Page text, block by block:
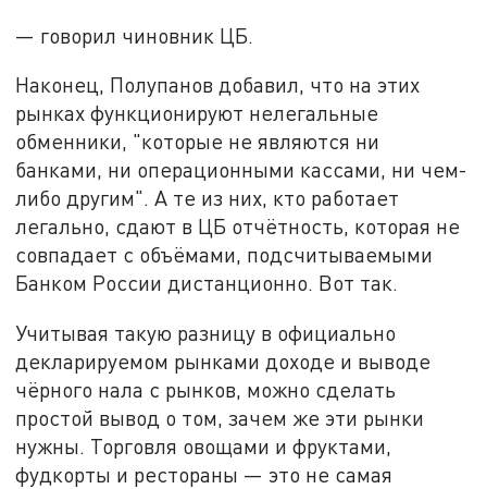
— говорил чиновник ЦБ.
Наконец, Полупанов добавил, что на этих
рынках функционируют нелегальные
обменники, "которые не являются ни
банками, ни операционными кассами, ни чем-
либо другим". А те из них, кто работает
легально, сдают в ЦБ отчётность, которая не
совпадает с объёмами, подсчитываемыми
Банком России дистанционно. Вот так.
Учитывая такую разницу в официально
декларируемом рынками доходе и выводе
чёрного нала с рынков, можно сделать
простой вывод о том, зачем же эти рынки
нужны. Торговля овощами и фруктами,
фудкорты и рестораны — это не самая